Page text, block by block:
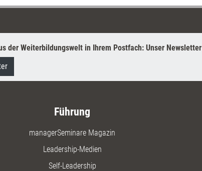
der Weiterbildungswelt in Ihrem Postfach: Unser Newsletter
Führung
managerSeminare Magazin
Leadership-Medien
Self-Leadership